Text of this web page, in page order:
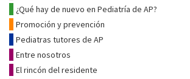
¿Qué hay de nuevo en Pediatría de AP?
Promoción y prevención
Pediatras tutores de AP
Entre nosotros
El rincón del residente